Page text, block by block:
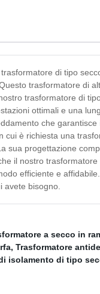
di tipo
trasformatore di
trasformatore di
ottimali e una
che
cui è richiesta una
sua progettazione
il nostro
efficiente e
avete bisogno.
a secco in
, Trasformatore
isolamento di tipo